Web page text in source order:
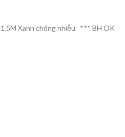
1.5M Xanh chống nhiễu *** BH OK